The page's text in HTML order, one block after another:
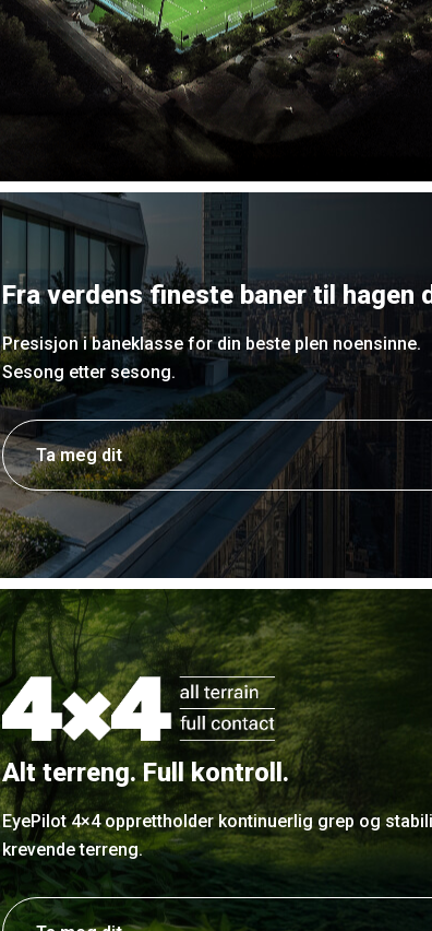
Fra verdens fineste baner til hagen
Presisjon i baneklasse for din beste plen noensinne.
Sesong etter sesong.
Ta meg dit
Alt terreng. Full kontroll.
EyePilot 4×4 opprettholder kontinuerlig grep og
krevende terreng.